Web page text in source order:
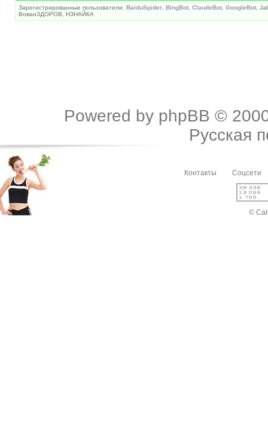
Зарегистрированные пользователи: BaiduSpider BingBot ClaudeBot GoogleBot ,
ВованЗДОРОВ, НЗНАЙКА
Powered by phpBB ©
Русская
Контакты Соцсети
©